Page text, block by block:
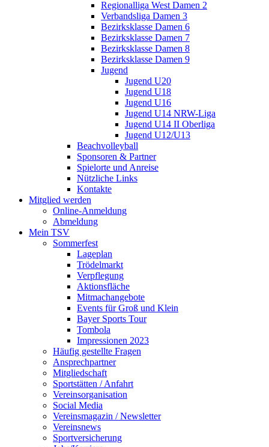
Regionalliga West Damen 2
Verbandsliga Damen 3
Bezirksklasse Damen 6
Bezirksklasse Damen 7
Bezirksklasse Damen 8
Bezirksklasse Damen 9
Jugend
Jugend U20
Jugend U18
Jugend U16
Jugend U14 NRW-Liga
Jugend U14 II Oberliga
Jugend U12/U13
Beachvolleyball
Sponsoren & Partner
Spielorte und Anreise
Nützliche Links
Kontakte
Mitglied werden
Online-Anmeldung
Abmeldung
Mein TSV
Sommerfest
Lageplan
Trödelmarkt
Verpflegung
Aktionsfläche
Mitmachangebote
Events für Groß und Klein
Bayer Sports Tour
Tombola
Impressionen 2023
Häufig gestellte Fragen
Ansprechpartner
Mitgliedschaft
Sportstätten / Anfahrt
Vereinsorganisation
Social Media
Vereinsmagazin / Newsletter
Vereinsnews
Sportversicherung